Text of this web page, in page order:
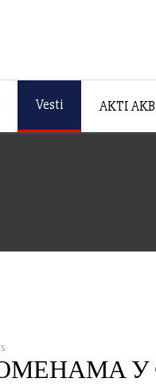
Vesti AKTI AKB